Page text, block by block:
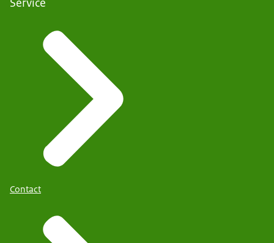
Contact